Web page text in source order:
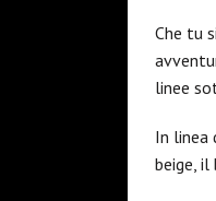
Che tu
linee
In linea
beige, il